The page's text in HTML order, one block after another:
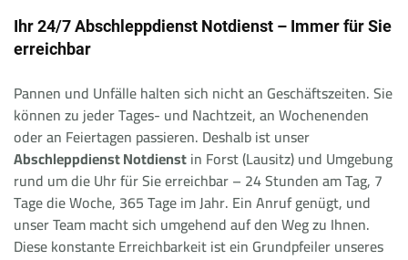
Ihr 24/7 Abschleppdienst Notdienst – Immer für Sie
erreichbar
Pannen und Unfälle halten sich nicht an Geschäftszeiten. Sie
können zu jeder Tages- und Nachtzeit, an Wochenenden
oder an Feiertagen passieren. Deshalb ist unser
Abschleppdienst Notdienstin Forst (Lausitz) und Umgebung
rund um die Uhr für Sie erreichbar – 24 Stunden am Tag, 7
Tage die Woche, 365 Tage im Jahr. Ein Anruf genügt, und
unser Team macht sich umgehend auf den Weg zu Ihnen.
Diese konstante Erreichbarkeit ist ein Grundpfeiler unseres